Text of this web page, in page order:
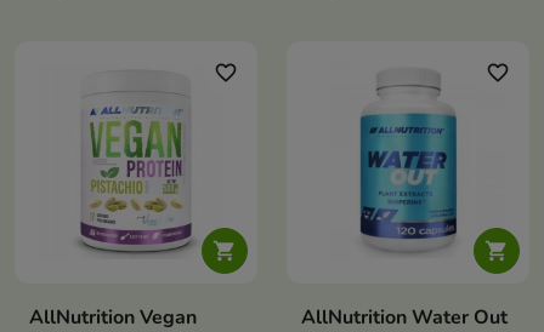

favorite_border
AllNutrition Vegan

favorite_border
AllNutrition Water Out